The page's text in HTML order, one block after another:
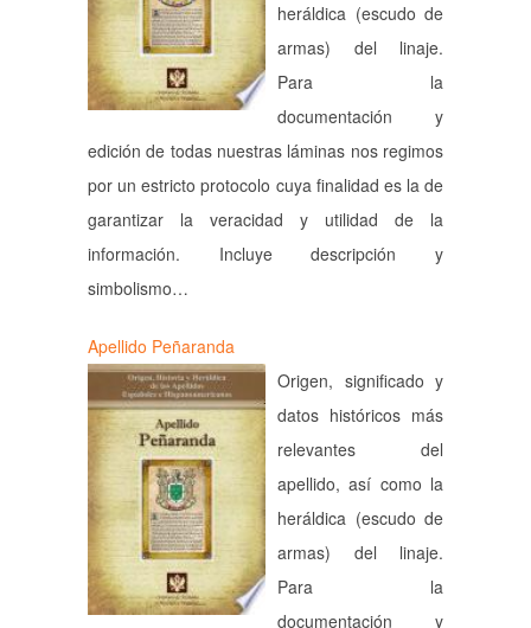
heráldica (escudo de
armas) del linaje.
Para la
documentación y
edición de todas nuestras láminas nos regimos
por un estricto protocolo cuya finalidad es la de
garantizar la veracidad y utilidad de la
información. Incluye descripción y
simbolismo…
Apellido Peñaranda
Origen, significado y
datos históricos más
relevantes del
apellido, así como la
heráldica (escudo de
armas) del linaje.
Para la
documentación y